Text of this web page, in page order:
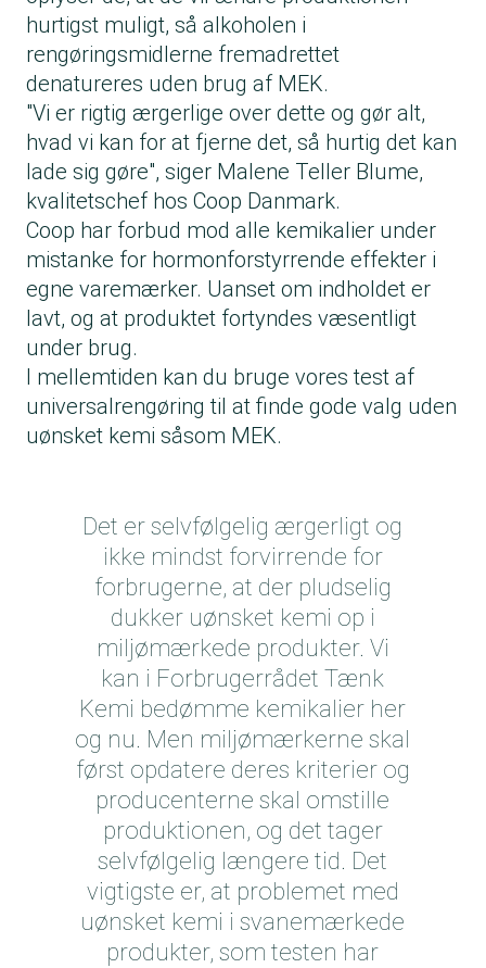
hurtigst muligt, så alkoholen i
rengøringsmidlerne fremadrettet
denatureres uden brug af MEK.
"Vi er rigtig ærgerlige over dette og gør alt,
hvad vi kan for at fjerne det, så hurtig det kan
lade sig gøre", siger Malene Teller Blume,
kvalitetschef hos Coop Danmark.
Coop har forbud mod alle kemikalier under
mistanke for hormonforstyrrende effekter i
egne varemærker. Uanset om indholdet er
lavt, og at produktet fortyndes væsentligt
under brug.
I mellemtiden kan du bruge vores test af
universalrengøringtil at finde gode valg uden
uønsket kemi såsom MEK.
Det er selvfølgelig ærgerligt og
ikke mindst forvirrende for
forbrugerne, at der pludselig
dukker uønsket kemi op i
miljømærkede produkter. Vi
kan i Forbrugerrådet Tænk
Kemi bedømme kemikalier her
og nu. Men miljømærkerne skal
først opdatere deres kriterier og
producenterne skal omstille
produktionen, og det tager
selvfølgelig længere tid. Det
vigtigste er, at problemet med
uønsket kemi i svanemærkede
produkter, som testen har